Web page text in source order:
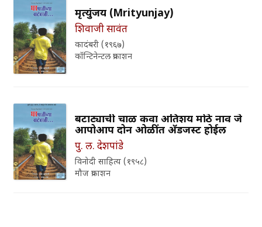
मृत्युंजय (Mrityunjay)
शिवाजी सावंत
कादंबरी (१९६७)
कॉन्टिनेन्टल प्रकाशन
बटाट्याची चाळ किंवा अतिशय मोठे नाव जे
आपोआप दोन ओळींत अ‍ॅडजस्ट होईल
पु. ल. देशपांडे
विनोदी साहित्य (१९५८)
मौज प्रकाशन